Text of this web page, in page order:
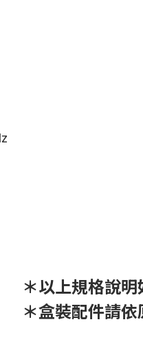
＊以上規格說
＊盒裝配件請